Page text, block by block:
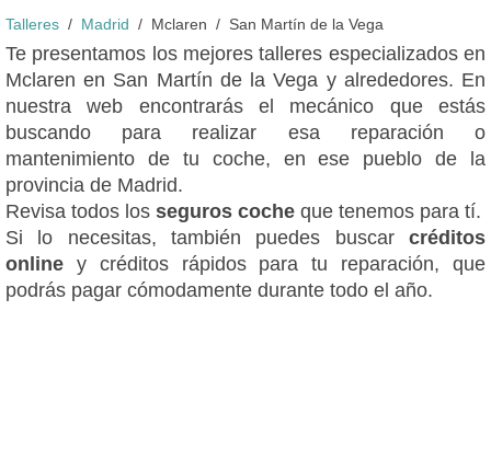
Talleres Madrid Mclaren San Martín de la Vega
Te presentamos los mejores talleres especializados en
Mclaren en San Martín de la Vega y alrededores. En
nuestra web encontrarás el mecánico que estás
buscando para realizar esa reparación o
mantenimiento de tu coche, en ese pueblo de la
provincia de Madrid.
Revisa todos los seguros coche que tenemos para tí.
Si lo necesitas, también puedes buscar créditos
online y créditos rápidos para tu reparación, que
podrás pagar cómodamente durante todo el año.